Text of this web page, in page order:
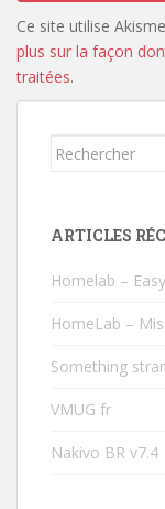
Ce site utilise
plus sur la façon
traitées.
Rechercher...
ARTICLES
Homelab –
HomeLab –
Something
VMUG fr
Nakivo BR v7.4